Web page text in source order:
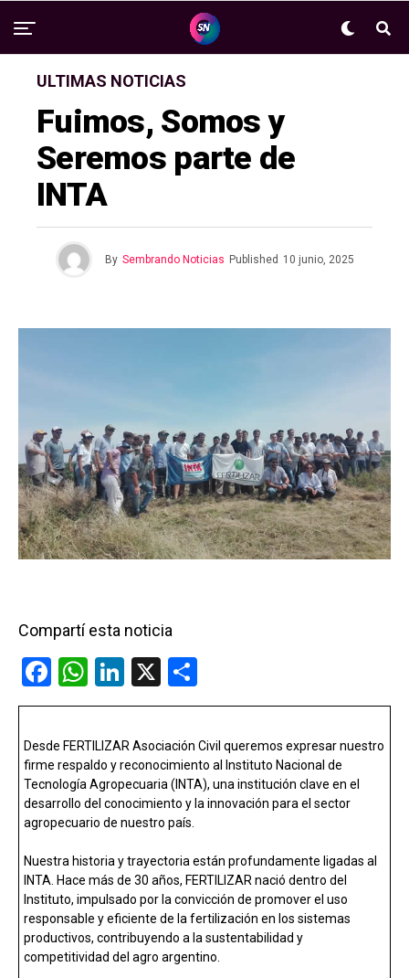
ULTIMAS NOTICIAS
Fuimos, Somos y
Seremos parte de
INTA
By Sembrando Noticias Published 10 junio, 2025
Compartí esta noticia
F
a
b
o
o
k
W
h
s
A
p
p
Li
n
dI
n
X
o
p
ar
tir
Desde FERTILIZAR Asociación Civil queremos expresar nuestro
firme respaldo y reconocimiento al Instituto Nacional de
Tecnología Agropecuaria (INTA), una institución clave en el
desarrollo del conocimiento y la innovación para el sector
agropecuario de nuestro país.
Nuestra historia y trayectoria están profundamente ligadas al
INTA. Hace más de 30 años, FERTILIZAR nació dentro del
Instituto, impulsado por la convicción de promover el uso
responsable y eficiente de la fertilización en los sistemas
productivos, contribuyendo a la sustentabilidad y
competitividad del agro argentino.